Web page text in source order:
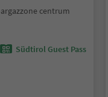
centrum
Südtirol Guest Pass